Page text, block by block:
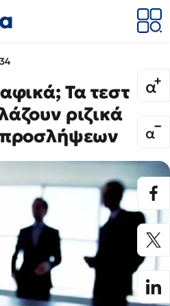
Τα τεστ
ριζικά
προσλήψεων